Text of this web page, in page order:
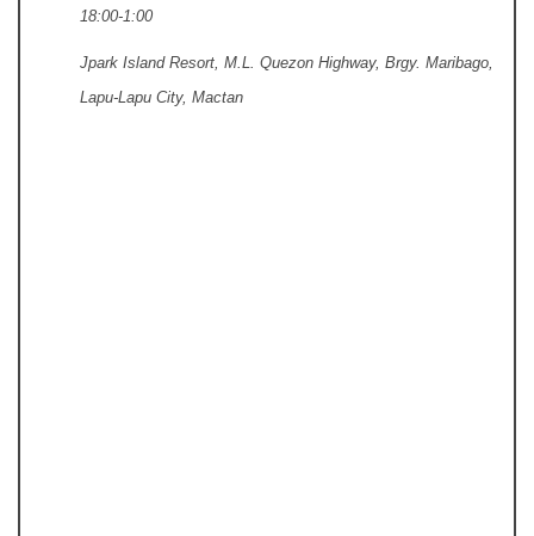
18:00-1:00
Jpark Island Resort, M.L. Quezon Highway, Brgy. Maribago,
Lapu-Lapu City, Mactan